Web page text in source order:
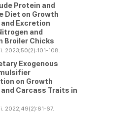
Protein and
Diet on Growth
Excretion
and
Broiler Chicks
2023;50(2):101-108.
Exogenous
on Growth
Carcass Traits in
2022;49(2):61-67.